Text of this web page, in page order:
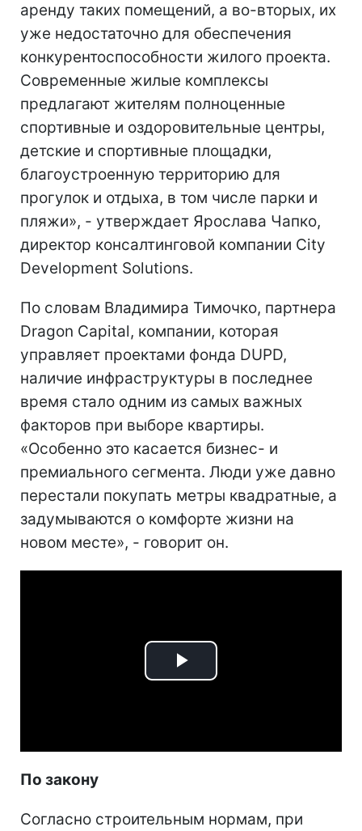
аренду таких помещений, а во-вторых, их
уже недостаточно для обеспечения
конкурентоспособности жилого проекта.
Современные жилые комплексы
предлагают жителям полноценные
спортивные и оздоровительные центры,
детские и спортивные площадки,
благоустроенную территорию для
прогулок и отдыха, в том числе парки и
пляжи», - утверждает Ярослава Чапко,
директор консалтинговой компании City
Development Solutions.
По словам Владимира Тимочко, партнера
Dragon Capital, компании, которая
управляет проектами фонда DUPD,
наличие инфраструктуры в последнее
время стало одним из самых важных
факторов при выборе квартиры.
«Особенно это касается бизнес- и
премиального сегмента. Люди уже давно
перестали покупать метры квадратные, а
задумываются о комфорте жизни на
новом месте», - говорит он.
Play
По закону
Согласно строительным нормам, при